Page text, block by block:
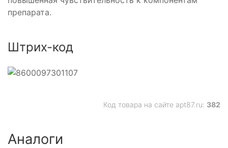
препарата.
Штрих-код
Код товара на сайте apt87.ru: 382
Аналоги